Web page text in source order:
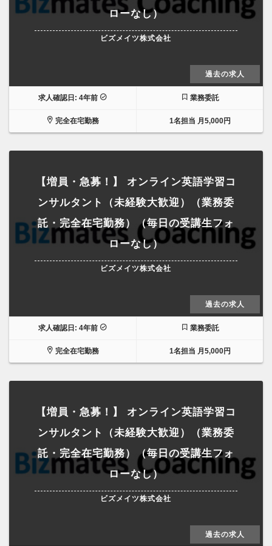
ローなし）
ビズメイツ株式会社
過去の求人
求人確認日: 4年前 業務委託
完全在宅勤務 1名担当 月5,000円
【増員・急募！】 オンライン英語学習コ
ンサルタント（未経験大歓迎）（業務委
託・完全在宅勤務）（毎日の受講生フォ
ローなし）
ビズメイツ株式会社
過去の求人
求人確認日: 4年前 業務委託
完全在宅勤務 1名担当 月5,000円
【増員・急募！】 オンライン英語学習コ
ンサルタント（未経験大歓迎）（業務委
託・完全在宅勤務）（毎日の受講生フォ
ローなし）
ビズメイツ株式会社
過去の求人